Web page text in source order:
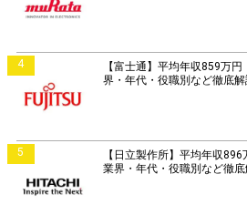
4
【富士通】平均年収859万
界・年代・役職別など徹底解
5
【日立製作所】平均年収896
業界・年代・役職別など徹底